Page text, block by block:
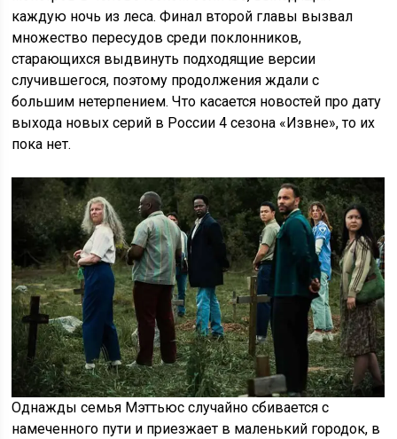
каждую ночь из леса. Финал второй главы вызвал
множество пересудов среди поклонников,
старающихся выдвинуть подходящие версии
случившегося, поэтому продолжения ждали с
большим нетерпением. Что касается новостей про дату
выхода новых серий в России 4 сезона «Извне», то их
пока нет.
Однажды семья Мэттьюс случайно сбивается с
намеченного пути и приезжает в маленький городок, в